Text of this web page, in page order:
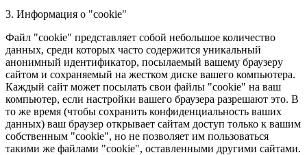
3. Информация о "cookie"
Файл "cookie" представляет собой небольшое количество
данных, среди которых часто содержится уникальный
анонимный идентификатор, посылаемый вашему браузеру
сайтом и сохраняемый на жестком диске вашего компьютера.
Каждый сайт может посылать свои файлы "cookie" на ваш
компьютер, если настройки вашего браузера разрешают это. В
то же время (чтобы сохранить конфиденциальность ваших
данных) ваш браузер открывает сайтам доступ только к вашим
собственным "cookie", но не позволяет им пользоваться
такими же файлами "cookie", оставленными другими сайтами.